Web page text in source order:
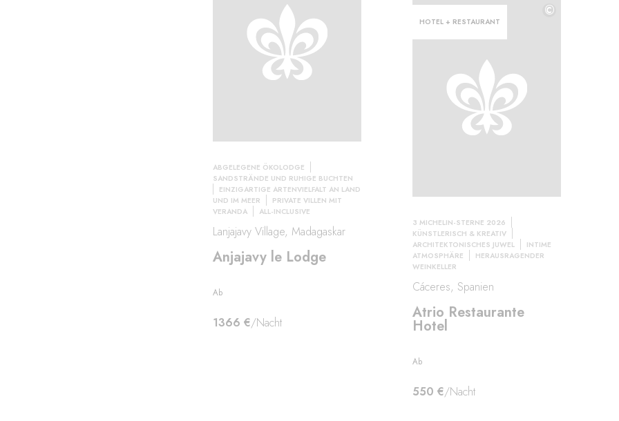
ABGELEGENE ÖKOLODGE
SANDSTRÄNDE UND RUHIGE BUCHTEN
EINZIGARTIGE ARTENVIELFALT AN LAND
UND IM MEER
PRIVATE VILLEN MIT
VERANDA
ALL-INCLUSIVE
Lanjajavy Village, Madagaskar
Anjajavy le Lodge
Ab
1366 €/Nacht
HOTEL + RESTAURANT
©
3 MICHELIN-STERNE 2026
KÜNSTLERISCH & KREATIV
ARCHITEKTONISCHES JUWEL
INTIME
ATMOSPHÄRE
HERAUSRAGENDER
WEINKELLER
Cáceres, Spanien
Atrio Restaurante
Hotel
Ab
550 €/Nacht